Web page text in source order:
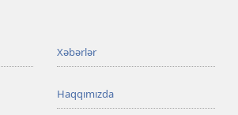
Xəbərlər
Haqqımızda